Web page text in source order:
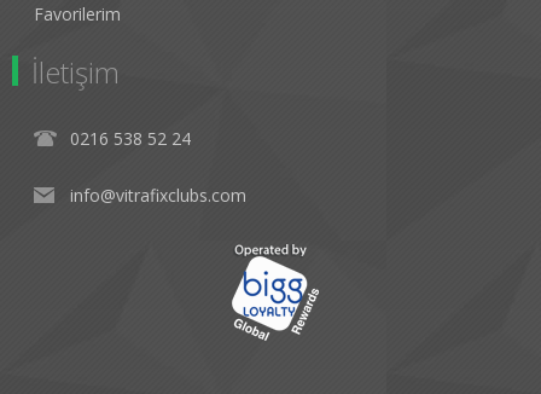
Favorilerim
İletişim
0216 538 52 24
info@vitrafixclubs.com